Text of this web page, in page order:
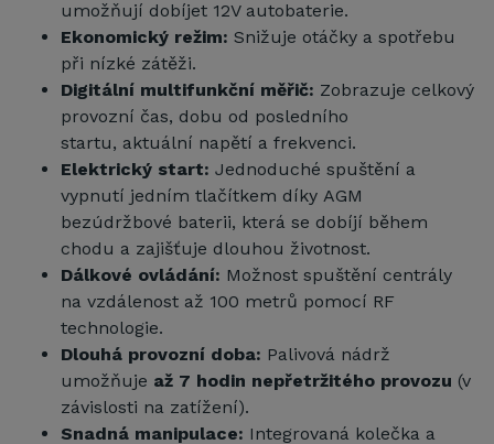
umožňují dobíjet 12V autobaterie.
Ekonomický režim: Snižuje otáčky a spotřebu
při nízké zátěži.
Digitální multifunkční měřič: Zobrazuje celkový
provozní čas, dobu od posledního
startu, aktuální napětí a frekvenci.
Elektrický start: Jednoduché spuštění a
vypnutí jedním tlačítkem díky AGM
bezúdržbové baterii, která se dobíjí během
chodu a zajišťuje dlouhou životnost.
Dálkové ovládání: Možnost spuštění centrály
na vzdálenost až 100 metrů pomocí RF
technologie.
Dlouhá provozní doba: Palivová nádrž
umožňuje až 7 hodin nepřetržitého provozu (v
závislosti na zatížení).
Snadná manipulace: Integrovaná kolečka a